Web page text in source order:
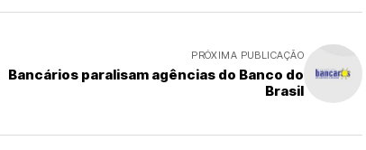
PRÓXIMA PUBLICAÇÃO
Bancários paralisam agências do Banco do
Brasil